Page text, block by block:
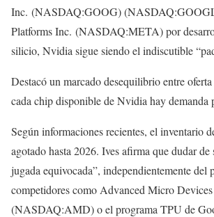
Inc. (NASDAQ:GOOG)
Platforms Inc. (NASDAQ:META) por
silicio, Nvidia sigue siendo el indiscutible
Destacó un marcado desequilibrio entre
cada chip disponible de Nvidia hay demanda
Según informaciones recientes, el inventario
agotado hasta 2026. Ives afirma que dudar de
jugada equivocada”, independientemente del
competidores como Advanced Micro
(NASDAQ:AMD) o el programa TPU de